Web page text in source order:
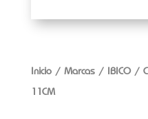
Inicio/ Marcas/ IBICO/
11CM